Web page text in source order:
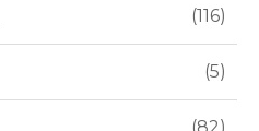
116
5